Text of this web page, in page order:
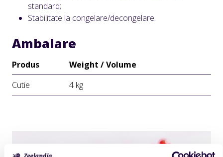
standard;
Stabilitate la congelare/decongelare.
Ambalare
Produs
Weight / Volume
Cutie
4 kg